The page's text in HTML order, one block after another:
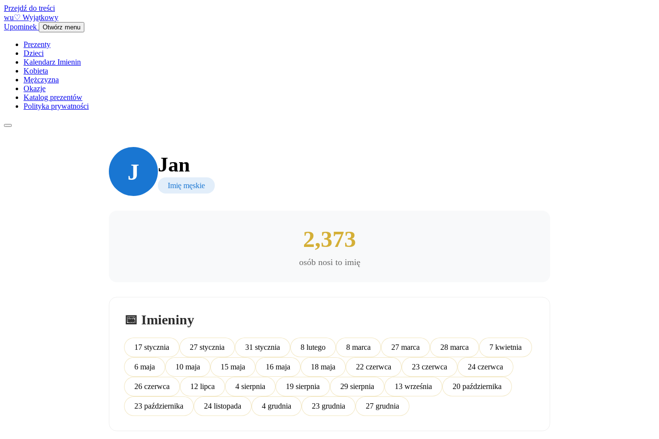
Przejdź do treści
wu♡ Wyjątkowy
Upominek
Otwórz menu
Prezenty
Dzieci
Kalendarz Imienin
Kobieta
Mężczyzna
Okazje
Katalog prezentów
Polityka prywatności
J Jan
Imię męskie
2,373
osób nosi to imię
📅 Imieniny
17 stycznia 27 stycznia 31 stycznia 8 lutego 8 marca 27 marca 28 marca 7 kwietnia
6 maja 10 maja 15 maja 16 maja 18 maja 22 czerwca 23 czerwca 24 czerwca
26 czerwca 12 lipca 4 sierpnia 19 sierpnia 29 sierpnia 13 września 20 października
23 października 24 listopada 4 grudnia 23 grudnia 27 grudnia